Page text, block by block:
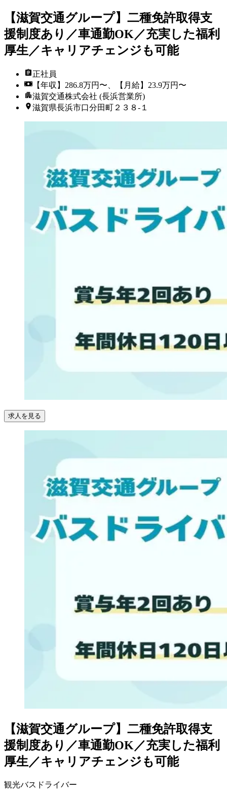
【滋賀交通グループ】二種免許取得支
援制度あり／車通勤OK／充実した福利
厚生／キャリアチェンジも可能
正社員
【年収】286.8万円〜、【月給】23.9万円〜
滋賀交通株式会社 (長浜営業所)
滋賀県長浜市口分田町２３８-１
求人を見る
【滋賀交通グループ】二種免許取得支
援制度あり／車通勤OK／充実した福利
厚生／キャリアチェンジも可能
観光バスドライバー